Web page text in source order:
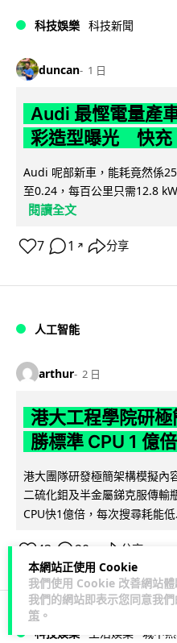
本網站正使用 Cookie
我們使用 Cookie 改善網站
我們的網站即表示您同意我
策 。
科技娛樂 科技新聞
duncan 1 日
Audi 最慳電量
彩造型曝光 快充
Audi 呢部新車，能耗竟然係
至0.24，每百公里只需12.8
閱讀全文
7 1 ↗ 分享
人工智能
arthur 2 日
港大工程學院研
勝標準 CPU 1 億倍
港大團隊研發極簡架構模擬內
二硫化鉬及半金屬銻克服傳輸
CPU快1億倍，每次搜尋耗能
43 20 分享
科技娛樂 生活娛樂 城中